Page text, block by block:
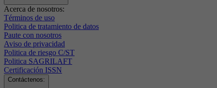
Acerca de nosotros:
Términos de uso
Politica de tratamiento de datos
Paute con nosotros
Aviso de privacidad
Politica de riesgo C/ST
Politica SAGRILAFT
Certificación ISSN
Contáctenos: